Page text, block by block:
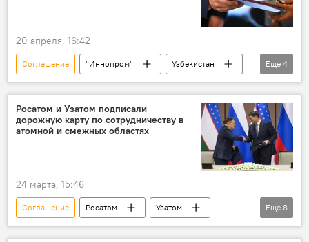
20 апреля, 16:42
Соглашение "Иннопром"
Узбекистан
Ташкент
подписание документов
сотрудничество
ИННОПРОМ. Центральная Азия - 2026
Еще 4
Росатом и Узатом подписали
дорожную карту по сотрудничеству в
атомной и смежных областях
24 марта, 15:46
Соглашение Росатом
Узатом
сотрудничество
атомная энергетика
Еще 8